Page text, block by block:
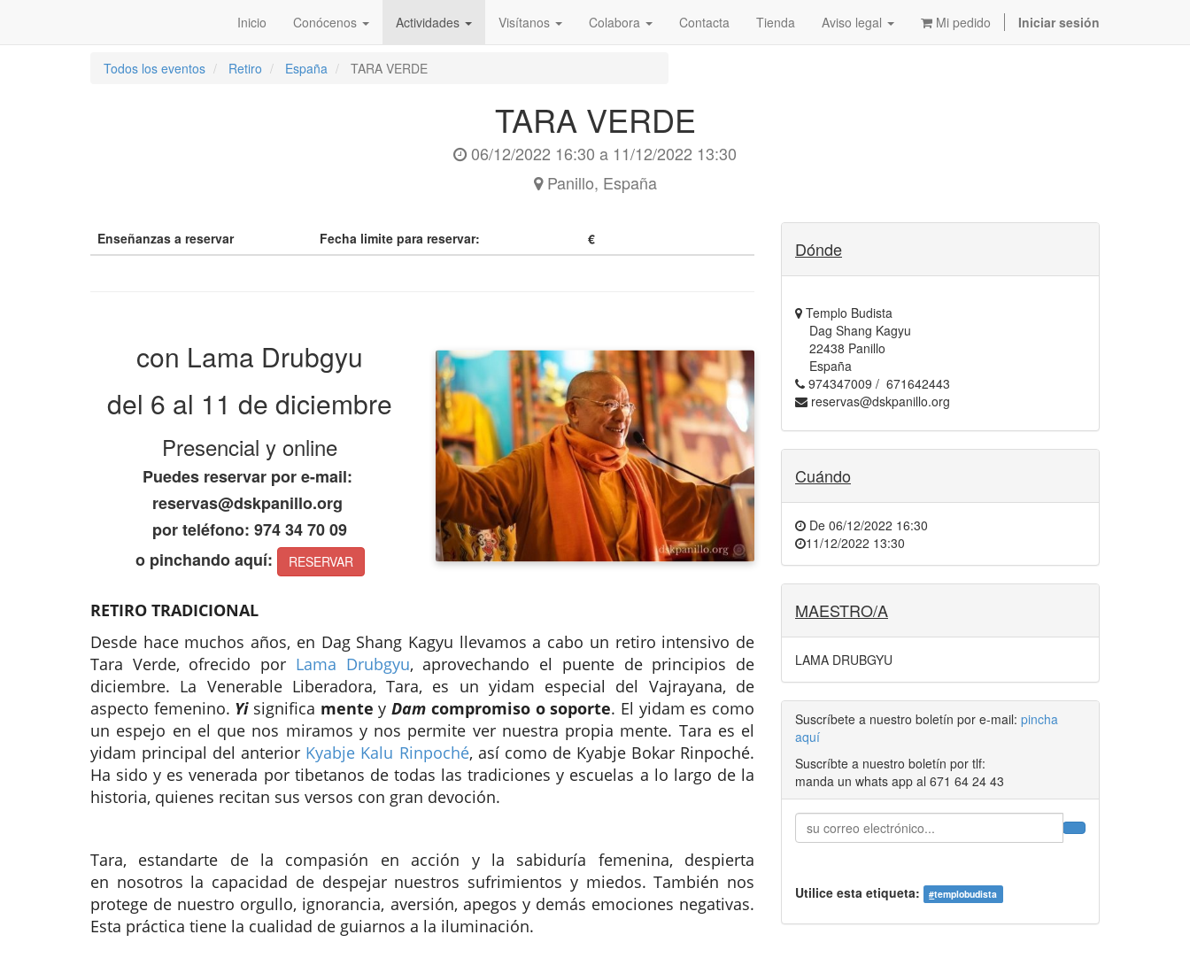
Inicio Conócenos Actividades Visítanos Colabora Contacta Tienda Aviso legal Mi pedido Iniciar sesión
Todos los eventos Retiro España TARA VERDE
TARA VERDE
06/12/2022 16:30 a 11/12/2022 13:30
Panillo, España
Enseñanzas a reservar Fecha limite para reservar: €
con Lama Drubgyu
del 6 al 11 de diciembre
Presencial y online
Puedes reservar por e-mail:
reservas@dskpanillo.org
por teléfono: 974 34 70 09
o pinchando aquí:
RESERVAR
RETIRO TRADICIONAL
Desde hace muchos años, en Dag Shang Kagyu llevamos a cabo un retiro intensivo de
Tara Verde, ofrecido por Lama Drubgyu, aprovechando el puente de principios de
diciembre. La Venerable Liberadora, Tara, es un yidam especial del Vajrayana, de
aspecto femenino. Yi significa mente yDam compromiso o soporte. El yidam es como
un espejo en el que nos miramos y nos permite ver nuestra propia mente. Tara es el
yidam principal del anterior Kyabje Kalu Rinpoché, así como de Kyabje Bokar Rinpoché.
Ha sido y es venerada por tibetanos de todas las tradiciones y escuelas a lo largo de la
historia, quienes recitan sus versos con gran devoción.
Tara, estandarte de la compasión en acción y la sabiduría femenina, despierta
en nosotros la capacidad de despejar nuestros sufrimientos y miedos. También nos
protege de nuestro orgullo, ignorancia, aversión, apegos y demás emociones negativas.
Esta práctica tiene la cualidad de guiarnos a la iluminación.
Dónde
Templo Budista
Dag Shang Kagyu
22438 Panillo
España
974347009 / 671642443
reservas@dskpanillo.org
Cuándo
De 06/12/2022 16:30
11/12/2022 13:30
MAESTRO/A
LAMA DRUBGYU
Suscríbete a nuestro boletín por e-mail: pincha
aquí
Suscríbte a nuestro boletín por tlf:
manda un whats app al 671 64 24 43
Utilice esta etiqueta: #templobudista